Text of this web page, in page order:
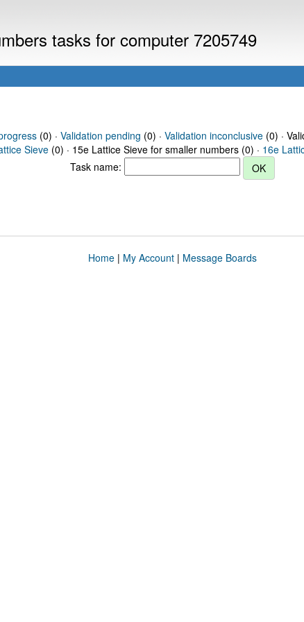
tasks for computer 7205749
(0) · Validation pending (0) · Validation inconclusive(0) ·
Sieve (0) · 15e Lattice Sieve for smaller numbers (0) · 16e
Task name:
Home| My Account| Message Boards